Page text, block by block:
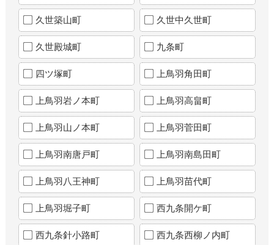
久世築山町 久世中久世町
久世殿城町 九条町
四ツ塚町 上鳥羽角田町
上鳥羽岩ノ本町 上鳥羽高畠町
上鳥羽山ノ本町 上鳥羽菅田町
上鳥羽南唐戸町 上鳥羽南島田町
上鳥羽八王神町 上鳥羽苗代町
上鳥羽堀子町 西九条開ケ町
西九条針小路町 西九条西柳ノ内町